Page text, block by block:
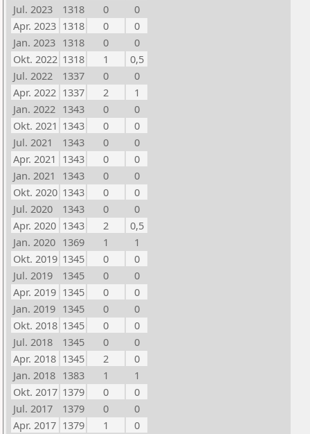
Jul. 2023
1318 0
0
Apr. 2023 1318 0
0
Jan. 2023 1318 0
0
Okt. 2022 1318 1
0,5
Jul. 2022
1337 0
0
Apr. 2022 1337 2
1
Jan. 2022 1343 0
0
Okt. 2021 1343 0
0
Jul. 2021
1343 0
0
Apr. 2021 1343 0
0
Jan. 2021
1343 0
0
Okt. 2020 1343 0
0
Jul. 2020
1343 0
0
Apr. 2020 1343 2
0,5
Jan. 2020 1369 1
1
Okt. 2019 1345 0
0
Jul. 2019
1345 0
0
Apr. 2019 1345 0
0
Jan. 2019 1345 0
0
Okt. 2018 1345 0
0
Jul. 2018
1345 0
0
Apr. 2018 1345 2
0
Jan. 2018 1383 1
1
Okt. 2017 1379 0
0
Jul. 2017
1379 0
0
Apr. 2017 1379 1
0